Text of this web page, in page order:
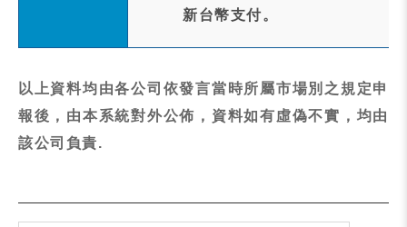
新台幣支付。
以上資料均由各公司依發言當時所屬市場別之規定申
報後，由本系統對外公佈，資料如有虛偽不實，均由
該公司負責.